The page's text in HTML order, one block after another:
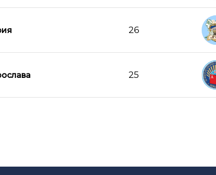
26
25